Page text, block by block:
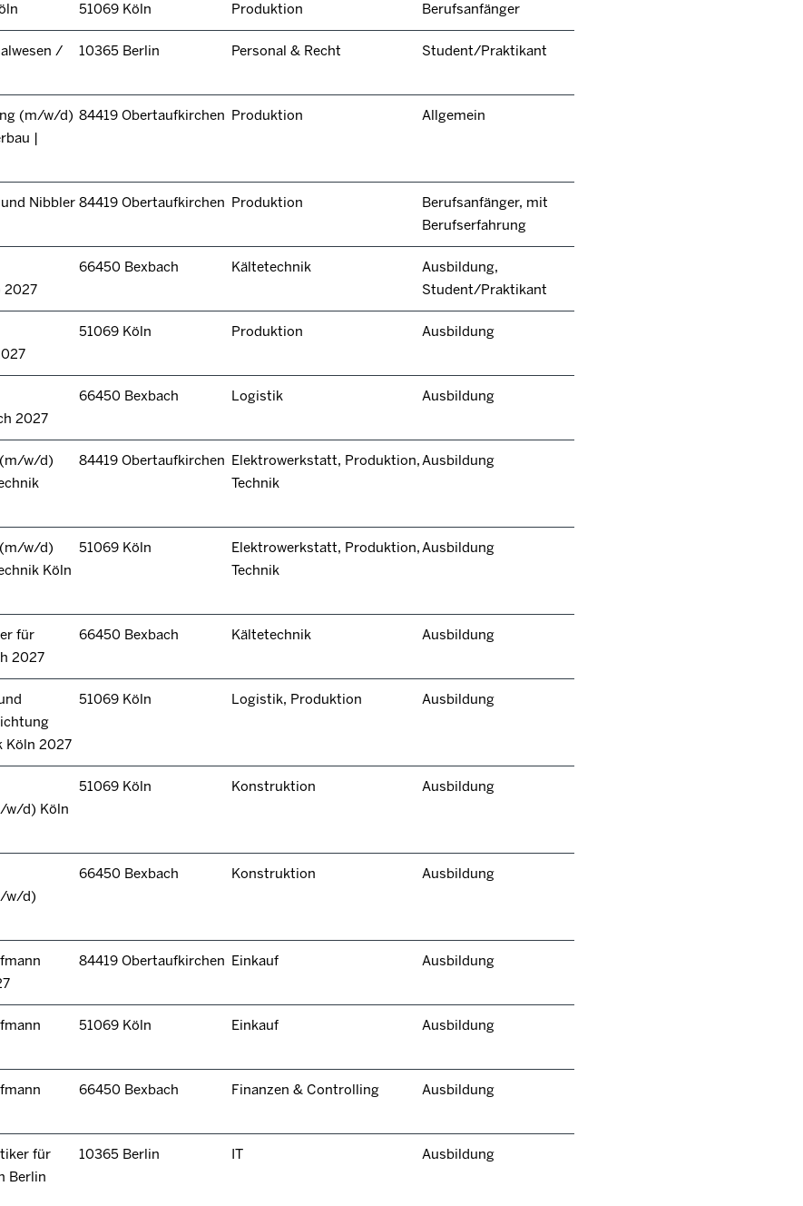
51069 Köln Produktion Berufsanfänger
/
10365 Berlin Personal & Recht Student/Praktikant
(m/w/d)
|
84419 Obertaufkirchen Produktion Allgemein
Nibbler 84419 Obertaufkirchen Produktion
Berufsanfänger, mit
Berufserfahrung
2027
66450 Bexbach Kältetechnik
Ausbildung,
Student/Praktikant
51069 Köln Produktion Ausbildung
2027
66450 Bexbach Logistik Ausbildung
w/d)
84419 Obertaufkirchen Elektrowerkstatt, Produktion,
Technik
Ausbildung
w/d)
Köln
51069 Köln
Elektrowerkstatt, Produktion,
Technik
Ausbildung
für
2027
66450 Bexbach Kältetechnik Ausbildung
Köln 2027
51069 Köln Logistik, Produktion Ausbildung
w/d) Köln
51069 Köln Konstruktion Ausbildung
w/d)
66450 Bexbach Konstruktion Ausbildung
84419 Obertaufkirchen Einkauf Ausbildung
51069 Köln Einkauf Ausbildung
66450 Bexbach Finanzen & Controlling Ausbildung
für
Berlin
10365 Berlin IT Ausbildung